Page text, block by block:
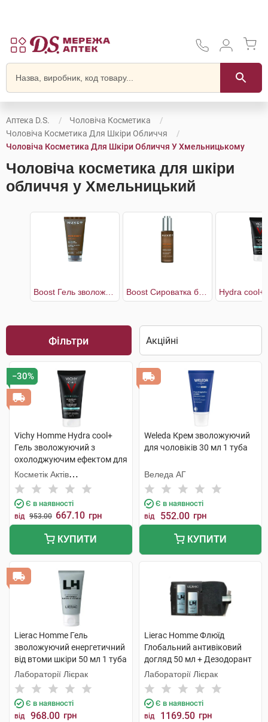
Аптека D.S.
Чоловіча Косметика
Чоловіча Косметика Для Шкіри Обличчя
Чоловіча Косметика Для Шкіри Обличчя У Хмельницькому
Чоловіча косметика для шкіри
обличчя у Хмельницький
Фільтри
−30%
Vichy Homme Hydra cool+
Гель зволожуючий з
охолоджуючим ефектом для
обличчя та контуру очей 50
мл 1 туба
Косметік Актів
Інтернаціональ
Є в наявності
від 953.00 667.10 грн
КУПИТИ
Weleda Крем зволожуючий
для чоловіків 30 мл 1 туба
Веледа АГ
Є в наявності
від 552.00 грн
КУПИТИ
Lierac Homme Гель
зволожуючий енергетичний
від втоми шкіри 50 мл 1 туба
Лабораторії Лієрак
Є в наявності
від 968.00 грн
Lierac Homme Флюїд
Глобальний антивіковий
догляд 50 мл + Дезодорант
50 мл 1 набір
Лабораторії Лієрак
Є в наявності
від 1169.50 грн